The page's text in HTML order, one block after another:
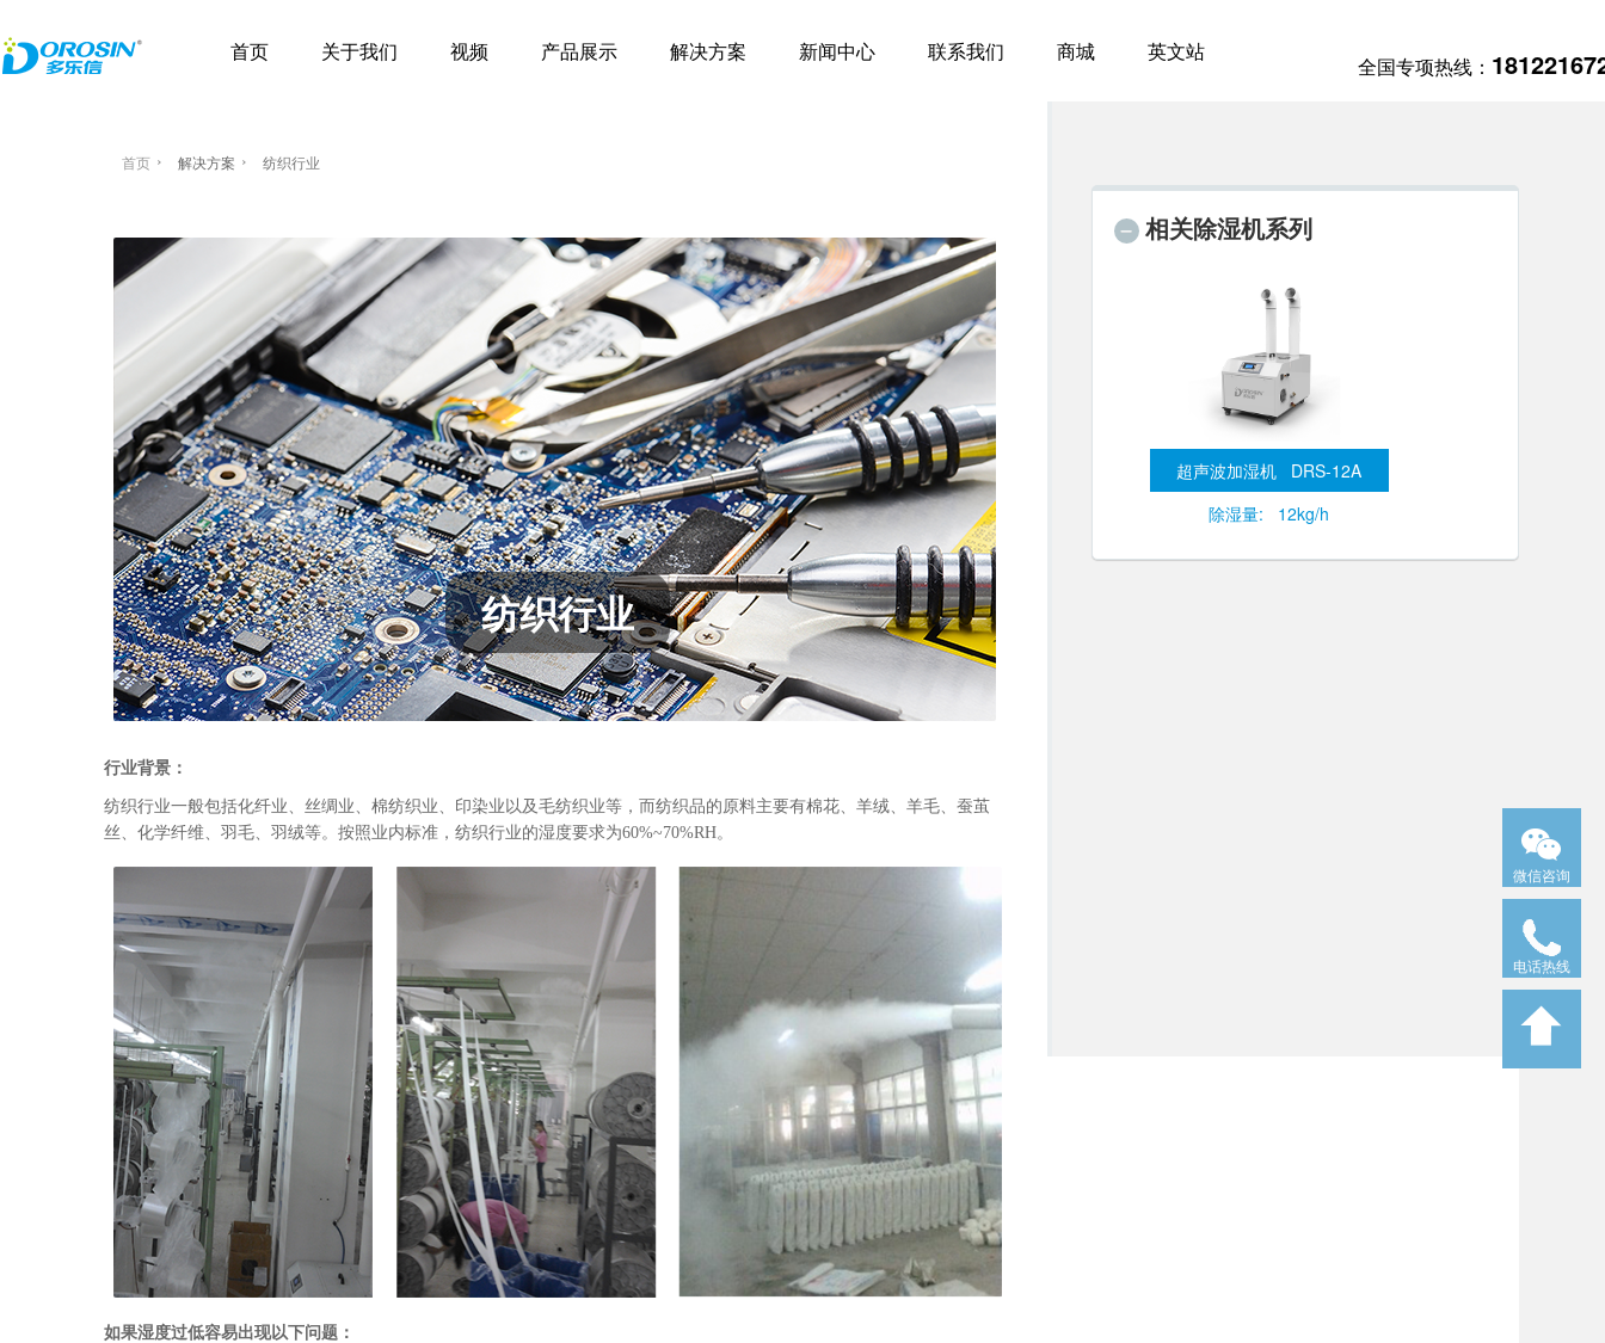
首页 关于我们 视频 产品展示 解决方案 新闻中心 联系我们 商城 英文站
全国专项热线：
首页 解决方案 纺织行业
纺织行业
行业背景：
纺织行业一般包括化纤业、丝绸业、棉纺织业、印染业以及毛纺织业等，而纺织品的原料主要有棉花、羊绒、羊毛、蚕茧
丝、化学纤维、羽毛、羽绒等。按照业内标准，纺织行业的湿度要求为60%~70%RH。
如果湿度过低容易出现以下问题：
相关除湿机系列
超声波加湿机 DRS-12A
除湿量: 12kg/h
微信咨询
电话热线